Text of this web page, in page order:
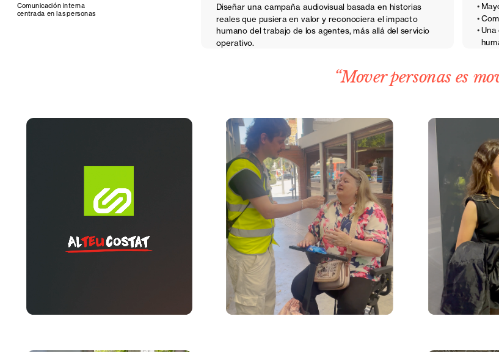
Una
Diseñar una campaña audiovisual basada en historias
reales que pusiera en valor y reconociera el impacto
humano del trabajo de los agentes, más allá del servicio
operativo.
Comunicación interna
centrada en las personas
“Mover personas es